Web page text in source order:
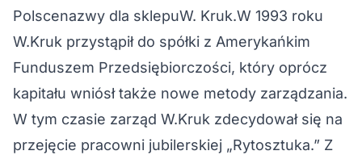
Polscenazwy dla sklepuW. Kruk.W 1993 roku
W.Kruk przystąpił do spółki z Amerykańkim
Funduszem Przedsiębiorczości, który oprócz
kapitału wniósł także nowe metody zarządzania.
W tym czasie zarząd W.Kruk zdecydował się na
przejęcie pracowni jubilerskiej „Rytosztuka.” Z